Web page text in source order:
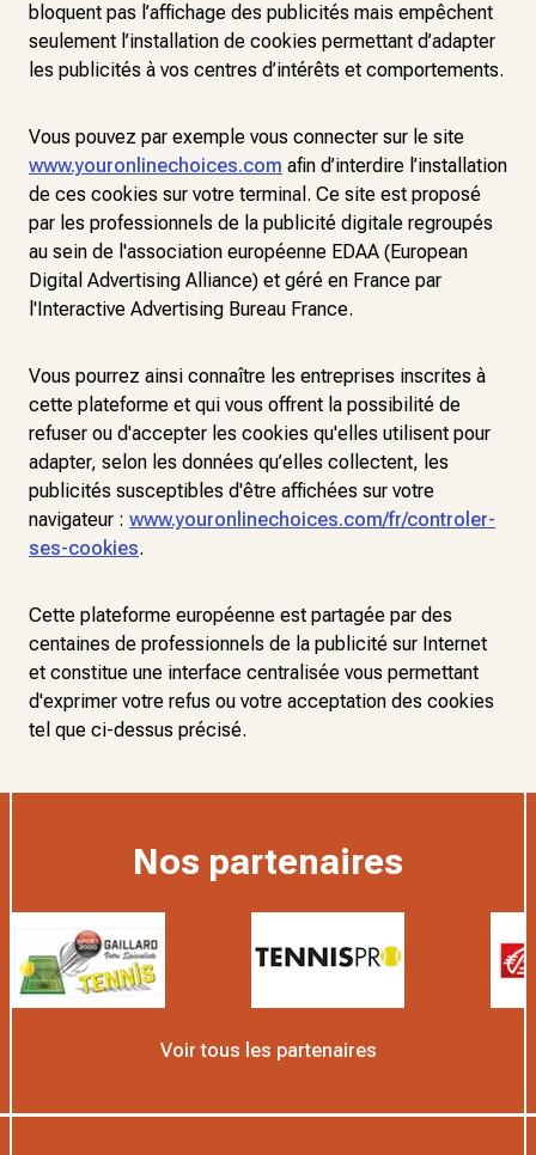
bloquent pas l’affichage des publicités mais empêchent
seulement l’installation de cookies permettant d’adapter
les publicités à vos centres d’intérêts et comportements.
Vous pouvez par exemple vous connecter sur le site
www.youronlinechoices.com afin d’interdire l’installation
de ces cookies sur votre terminal. Ce site est proposé
par les professionnels de la publicité digitale regroupés
au sein de l'association européenne EDAA (European
Digital Advertising Alliance) et géré en France par
l'Interactive Advertising Bureau France.
Vous pourrez ainsi connaître les entreprises inscrites à
cette plateforme et qui vous offrent la possibilité de
refuser ou d'accepter les cookies qu'elles utilisent pour
adapter, selon les données qu’elles collectent, les
publicités susceptibles d'être affichées sur votre
navigateur : www.youronlinechoices.com/fr/controler-
ses-cookies.
Cette plateforme européenne est partagée par des
centaines de professionnels de la publicité sur Internet
et constitue une interface centralisée vous permettant
d'exprimer votre refus ou votre acceptation des cookies
tel que ci-dessus précisé.
Nos partenaires
Voir tous les partenaires